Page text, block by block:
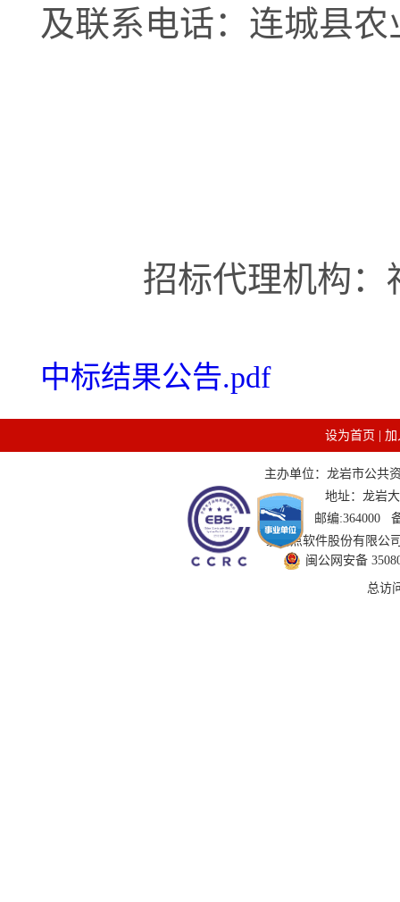
及联系电话： 连城县农
招标代理机构：
中标结果公告.pdf
设为首页 加
主办单位：龙岩市公共
地址：龙岩
邮编:364000
技术支持：国泰新点软件股份有限
闽公网安备
总访